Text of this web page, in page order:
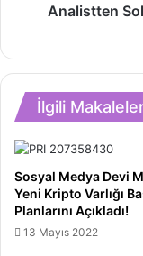
Yükselişe
Başladı!
Solana
Sert
Uyarı:
%68
Düşüş
mı?
Analistten
İlgili
Sosyal Medya Devi
Yeni Kripto Varlığı
Planlarını Açıkladı!
13 Mayıs 2022